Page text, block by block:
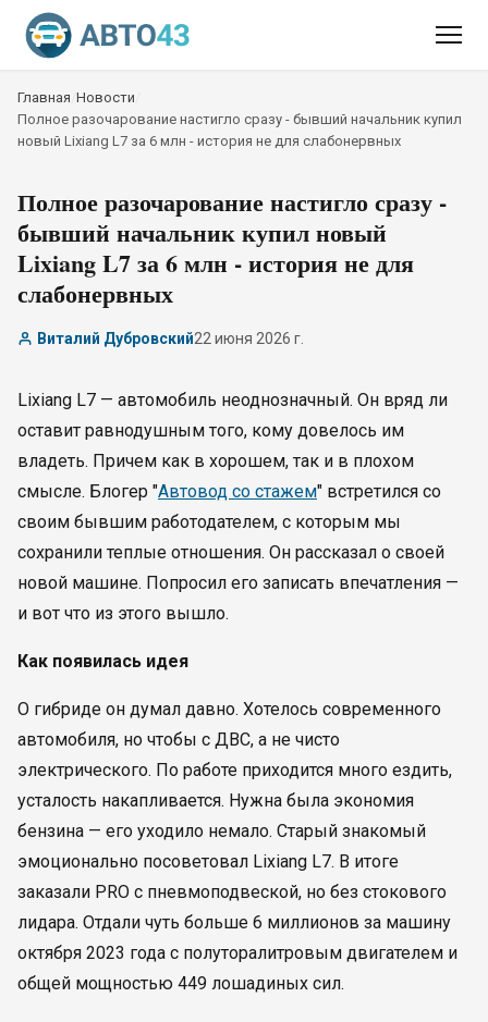
Главная Новости
Полное разочарование настигло сразу - бывший начальник купил
новый Lixiang L7 за 6 млн - история не для слабонервных
Полное разочарование настигло сразу -
бывший начальник купил новый
Lixiang L7 за 6 млн - история не для
слабонервных
Виталий Дубровский22 июня 2026 г.
Lixiang L7 — автомобиль неоднозначный. Он вряд ли
оставит равнодушным того, кому довелось им
владеть. Причем как в хорошем, так и в плохом
смысле. Блогер "Автовод со стажем" встретился со
своим бывшим работодателем, с которым мы
сохранили теплые отношения. Он рассказал о своей
новой машине. Попросил его записать впечатления —
и вот что из этого вышло.
Как появилась идея
О гибриде он думал давно. Хотелось современного
автомобиля, но чтобы с ДВС, а не чисто
электрического. По работе приходится много ездить,
усталость накапливается. Нужна была экономия
бензина — его уходило немало. Старый знакомый
эмоционально посоветовал Lixiang L7. В итоге
заказали PRO с пневмоподвеской, но без стокового
лидара. Отдали чуть больше 6 миллионов за машину
октября 2023 года с полуторалитровым двигателем и
общей мощностью 449 лошадиных сил.